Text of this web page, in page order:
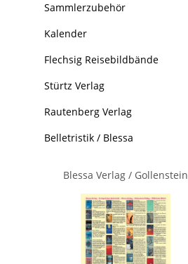
Sammlerzubehör
Kalender
Flechsig Reisebildbände
Stürtz Verlag
Rautenberg Verlag
Belletristik / Blessa
Blessa Verlag / Gollenstein